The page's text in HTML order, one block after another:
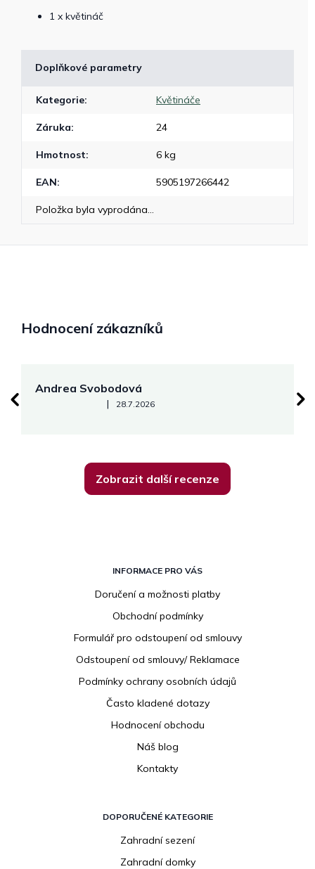
1 x květináč
Doplňkové parametry
Kategorie: Květináče
Záruka: 24
Hmotnost: 6 kg
EAN: 5905197266442
Položka byla vyprodána…
Hodnocení zákazníků
Andrea Svobodová
Hodnocení obchodu je 5 z 5 hvězdiček.
| 28.7.2026
Zobrazit další recenze
INFORMACE PRO VÁS
Doručení a možnosti platby
Obchodní podmínky
Formulář pro odstoupení od smlouvy
Odstoupení od smlouvy/ Reklamace
Podmínky ochrany osobních údajů
Často kladené dotazy
Hodnocení obchodu
Náš blog
Kontakty
DOPORUČENÉ KATEGORIE
Zahradní sezení
Zahradní domky